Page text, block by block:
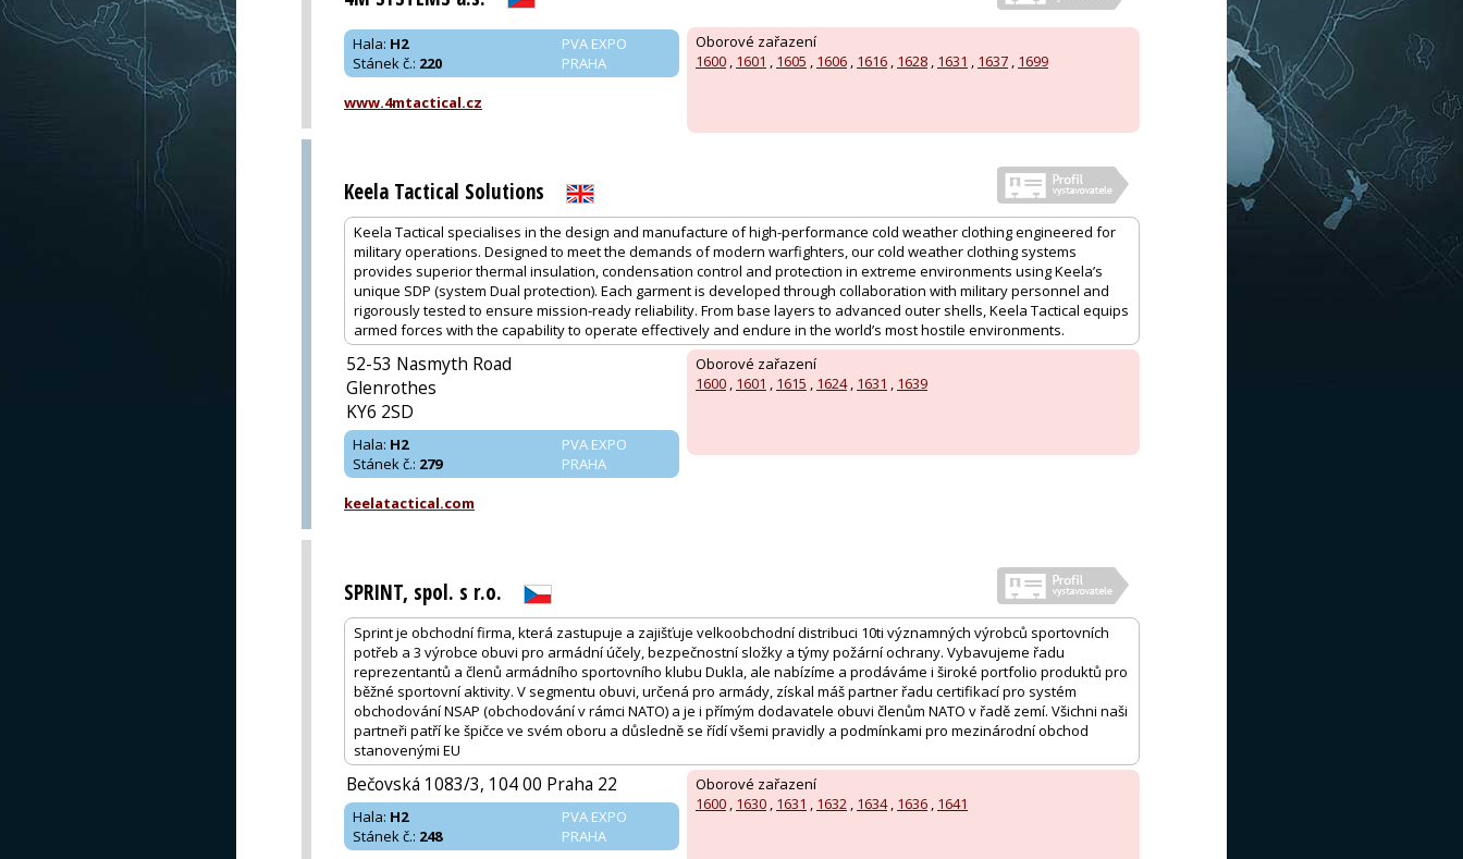
Oborové zařazení
1600 , 1601 , 1605 , 1606 , 1616 , 1628 , 1631 , 1637 , 1699
PVA EXPO
PRAHA
Hala: H2
Stánek č.: 220
www.4mtactical.cz
Keela Tactical Solutions
Keela Tactical specialises in the design and manufacture of high-performance cold weather clothing engineered for
military operations. Designed to meet the demands of modern warfighters, our cold weather clothing systems
provides superior thermal insulation, condensation control and protection in extreme environments using Keela’s
unique SDP (system Dual protection). Each garment is developed through collaboration with military personnel and
rigorously tested to ensure mission-ready reliability. From base layers to advanced outer shells, Keela Tactical equips
armed forces with the capability to operate effectively and endure in the world’s most hostile environments.
Oborové zařazení
1600 , 1601 , 1615 , 1624, 1631 , 1639
52-53 Nasmyth Road
Glenrothes
KY6 2SD
PVA EXPO
PRAHA
Hala: H2
Stánek č.: 279
keelatactical.com
SPRINT, spol. s r.o.
Sprint je obchodní firma, která zastupuje a zajišťuje velkoobchodní distribuci 10ti významných výrobců sportovních
potřeb a 3 výrobce obuvi pro armádní účely, bezpečnostní složky a týmy požární ochrany. Vybavujeme řadu
reprezentantů a členů armádního sportovního klubu Dukla, ale nabízíme a prodáváme i široké portfolio produktů pro
běžné sportovní aktivity. V segmentu obuvi, určená pro armády, získal máš partner řadu certifikací pro systém
obchodování NSAP (obchodování v rámci NATO) a je i přímým dodavatele obuvi členům NATO v řadě zemí. Všichni naši
partneři patří ke špičce ve svém oboru a důsledně se řídí všemi pravidly a podmínkami pro mezinárodní obchod
stanovenými EU
Oborové zařazení
1600 , 1630 , 1631 , 1632 , 1634, 1636 , 1641
Bečovská 1083/3, 104 00 Praha 22
PVA EXPO
PRAHA
Hala: H2
Stánek č.: 248